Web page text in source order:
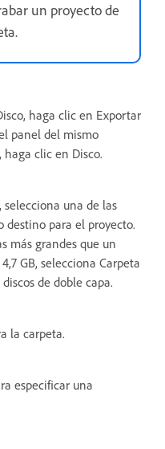
un proyecto de
haga clic en Exportar
panel del mismo
clic en Disco.
selecciona una de las
destino para el proyecto.
más grandes que un
GB, selecciona Carpeta
de doble capa.
la carpeta.
especificar una